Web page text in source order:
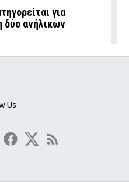
για
δύο ανήλικων
Us